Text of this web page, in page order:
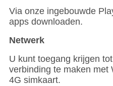
Via onze ingebouwde
apps downloaden.
Netwerk
U kunt toegang krijgen
verbinding te maken met
4G simkaart.